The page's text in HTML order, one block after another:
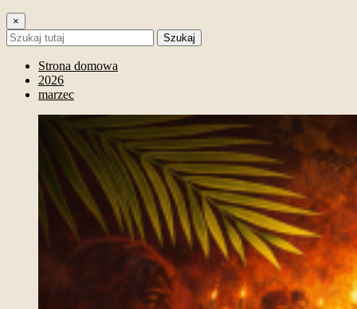
×
Szukaj
Strona domowa
2026
marzec